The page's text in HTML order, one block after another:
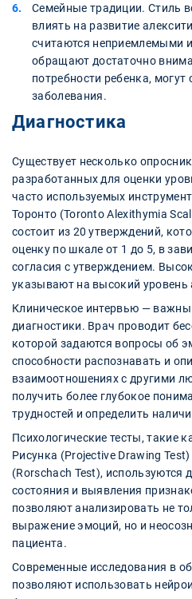
Семейные традиции. Стиль
влиять на развитие
считаются неприемлемыми
обращают достаточно
потребности ребенка,
заболевания.
Диагностика
Существует несколько
разработанных для оценки
часто используемых
Торонто (Toronto Alexithymia
состоит из 20 утверждений,
оценку по шкале от 1 до 5, в
согласия с утверждением.
указывают на высокий уровень
Клиническое интервью —
диагностики. Врач проводит
которой задаются вопросы об
способности распознавать и
взаимоотношениях с другими
получить более глубокое
трудностей и определить
Психологические тесты, такие
Рисунка (Projective Drawing
(Rorschach Test), используются
состояния и выявления
позволяют анализировать не
выражение эмоций, но и
пациента.
Современные исследования в
позволяют использовать